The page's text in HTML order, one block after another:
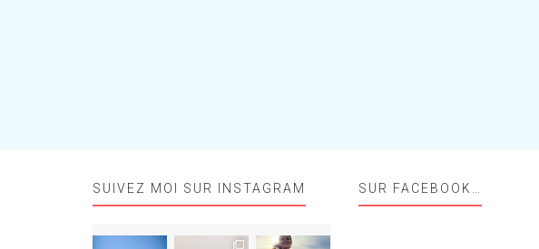
SUIVEZ MOI SUR INSTAGRAM SUR FACEBOOK…